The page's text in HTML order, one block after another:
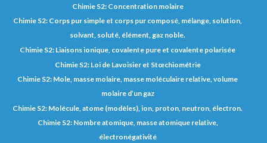
Chimie S2: Concentration molaire
Chimie S2: Corps pur simple et corps pur composé, mélange, solution,
solvant, soluté, élément, gaz noble.
Chimie S2: Liaisons ionique, covalente pure et covalente polarisée
Chimie S2: Loi de Lavoisier et Stœchiométrie
Chimie S2: Mole, masse molaire, masse moléculaire relative, volume
molaire d’un gaz
Chimie S2: Molécule, atome (modèles), ion, proton, neutron, électron.
Chimie S2: Nombre atomique, masse atomique relative,
électronégativité